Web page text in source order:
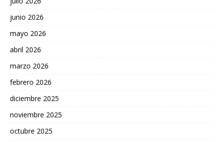
junio 2026
mayo 2026
abril 2026
marzo 2026
febrero 2026
diciembre 2025
noviembre 2025
octubre 2025